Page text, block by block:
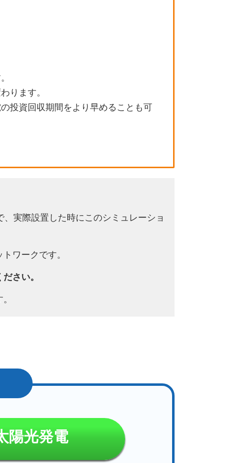
ります。
投資回収期間をより早めることも可
実際設置した時にこのシミュレーショ
ワークです。
さい。
陽光発電